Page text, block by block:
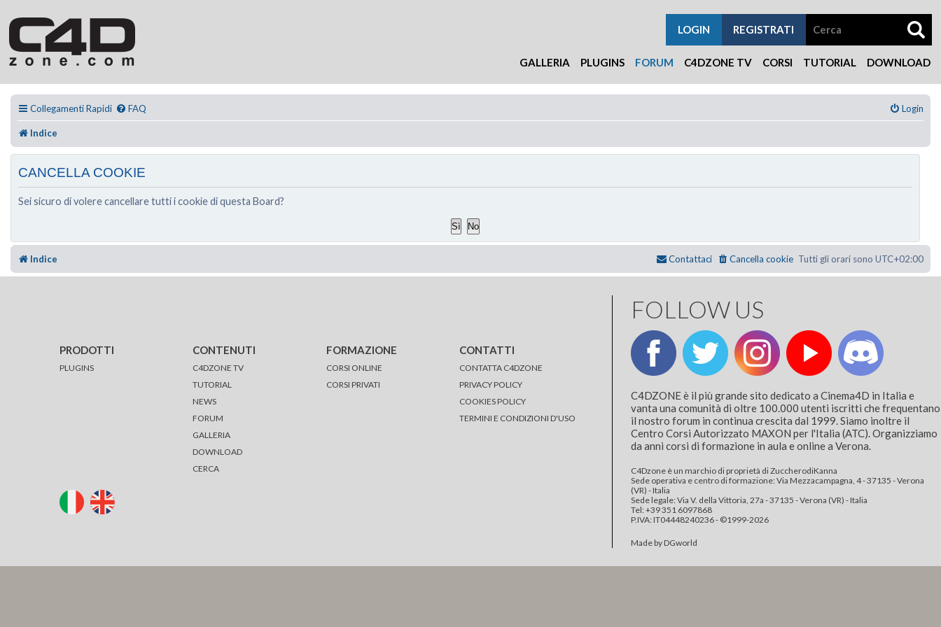
GALLERIA PLUGINS FORUM C4DZONE TV CORSI TUTORIAL DOWNLOAD
REGISTRATI
LOGIN
Collegamenti Rapidi FAQ Login
Indice
CANCELLA COOKIE
Sei sicuro di volere cancellare tutti i cookie di questa Board?
Indice Tutti gli orari sono UTC+02:00
Cancella cookie
Contattaci
PRODOTTI
PLUGINS
CONTENUTI
C4DZONE TV
TUTORIAL
NEWS
FORUM
GALLERIA
DOWNLOAD
CERCA
FORMAZIONE
CORSI ONLINE
CORSI PRIVATI
CONTATTI
CONTATTA C4DZONE
PRIVACY POLICY
COOKIES POLICY
TERMINI E CONDIZIONI D'USO
FOLLOW US
C4DZONE è il più grande sito dedicato a Cinema4D in Italia e
vanta una comunità di oltre 100.000 utenti iscritti che frequentano
il nostro forum in continua crescita dal 1999. Siamo inoltre il
Centro Corsi Autorizzato MAXON per l'Italia (ATC). Organizziamo
da anni corsi di formazione in aula e online a Verona.
C4Dzone è un marchio di proprietà di ZuccherodiKanna
Sede operativa e centro di formazione: Via Mezzacampagna, 4 - 37135 - Verona
(VR) - Italia
Sede legale: Via V. della Vittoria, 27a - 37135 - Verona (VR) - Italia
Tel: +39 351 6097868‬
P.IVA: IT04448240236 - ©1999-2026
Made by DGworld